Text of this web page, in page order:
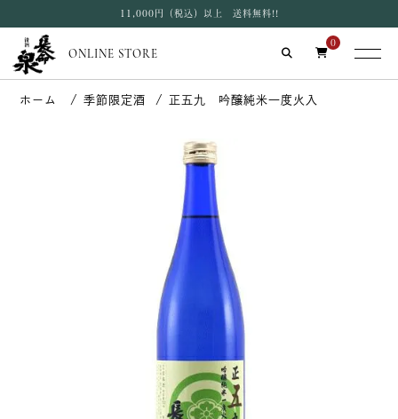
11,000円（税込）以上 送料無料!!
ONLINE STORE
0
季節限定酒 正五九 吟醸純米一度火入